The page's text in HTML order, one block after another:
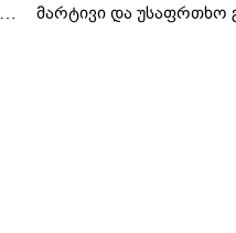
მარტივი და უსაფრთხო